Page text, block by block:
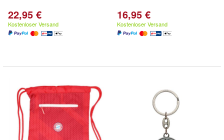
22,95 €
Kostenloser Versand
16,95 €
Kostenloser Versand